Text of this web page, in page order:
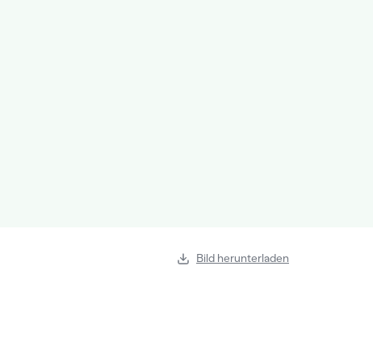
Bild herunterladen